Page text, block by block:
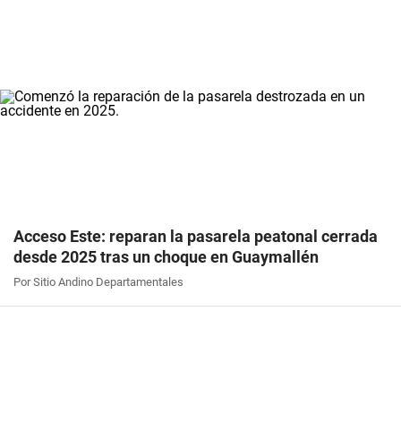
Acceso Este: reparan la pasarela peatonal cerrada
desde 2025 tras un choque en Guaymallén
Por Sitio Andino Departamentales